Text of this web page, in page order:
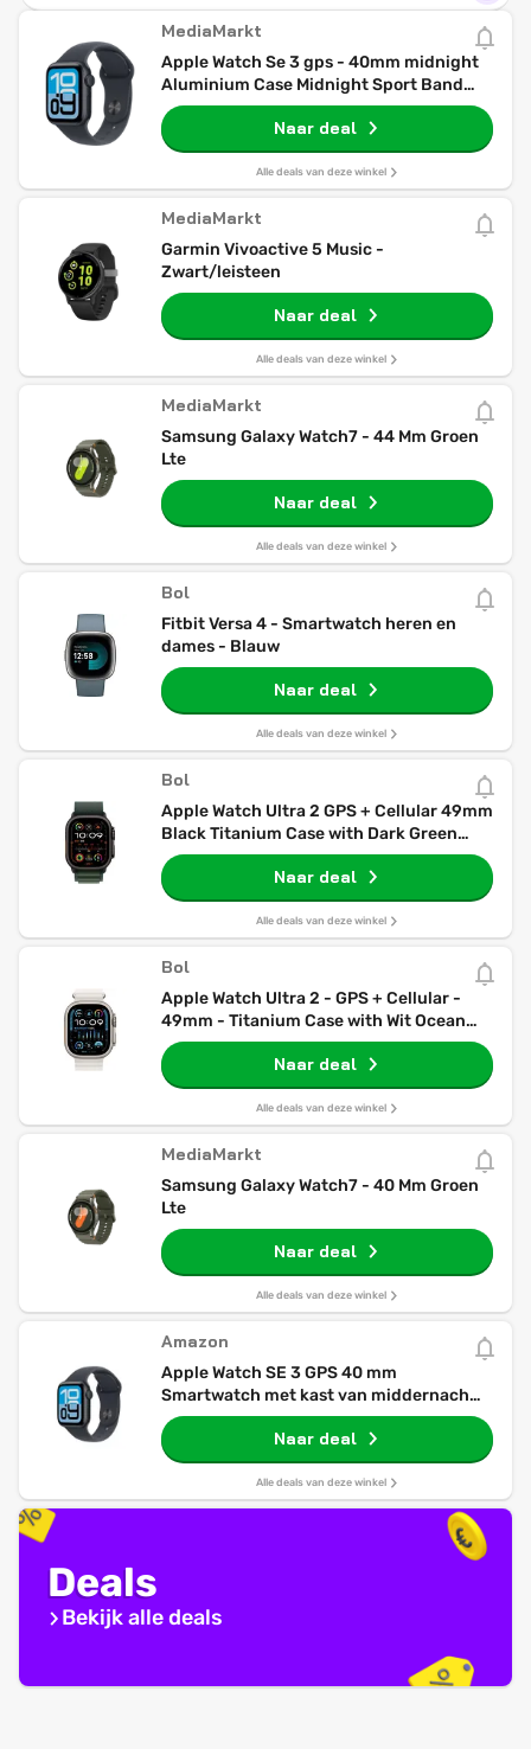
MediaMarkt
Apple Watch Se 3 gps - 40mm midnight
Aluminium Case Midnight Sport Band
S/m Smartwatch
Naar deal
Alle deals van deze winkel
MediaMarkt
Garmin Vivoactive 5 Music -
Zwart/leisteen
Naar deal
Alle deals van deze winkel
MediaMarkt
Samsung Galaxy Watch7 - 44 Mm Groen
Lte
Naar deal
Alle deals van deze winkel
Bol
Fitbit Versa 4 - Smartwatch heren en
dames - Blauw
Naar deal
Alle deals van deze winkel
Bol
Apple Watch Ultra 2 GPS + Cellular 49mm
Black Titanium Case with Dark Green
Alpine Loop - Medium
Naar deal
Alle deals van deze winkel
Bol
Apple Watch Ultra 2 - GPS + Cellular -
49mm - Titanium Case with Wit Ocean
Band
Naar deal
Alle deals van deze winkel
MediaMarkt
Samsung Galaxy Watch7 - 40 Mm Groen
Lte
Naar deal
Alle deals van deze winkel
Amazon
Apple Watch SE 3 GPS 40 mm
Smartwatch met kast van middernacht
aluminium, middernacht sportbandje
(S/M). Conditie en slaap bijhouden,
hartslagmonitor, Always‑On display,
waterbestendig
Naar deal
Alle deals van deze winkel
Deals
Bekijk alle deals